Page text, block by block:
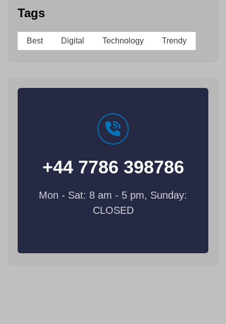
Tags
Best Digital Technology Trendy
+44 7786 398786
Mon - Sat: 8 am - 5 pm, Sunday:
CLOSED